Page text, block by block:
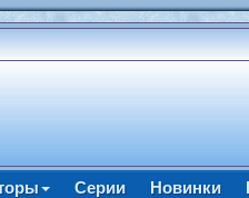
Серии Новинки